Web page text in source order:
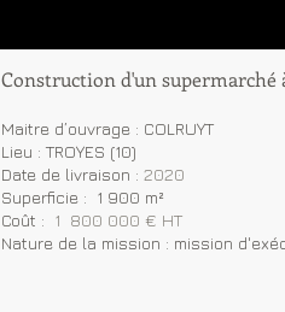
Construction d'un supermarché
Maitre d’ouvrage : COLRUYT
Lieu : TROYES (10)
Date de livraison : 2020
Superficie : 1 900 m²
Coût : 1 800 000 € HT
Nature de la mission : mission